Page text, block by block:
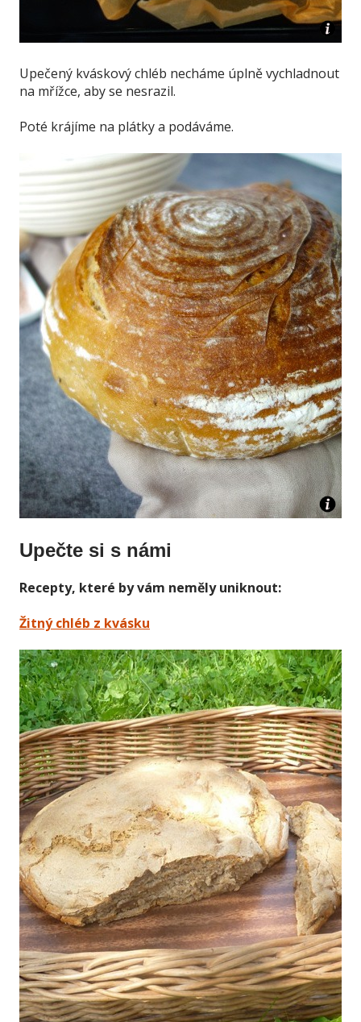
Upečený kváskový chléb necháme úplně vychladnout
na mřížce, aby se nesrazil.
Poté krájíme na plátky a podáváme.
Upečte si s námi
Recepty, které by vám neměly uniknout:
Žitný chléb z kvásku